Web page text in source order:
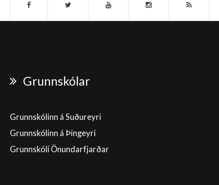
Grunnskólar
Grunnskólinn á Suðureyri
Grunnskólinn á Þingeyri
Grunnskóli Önundarfjarðar